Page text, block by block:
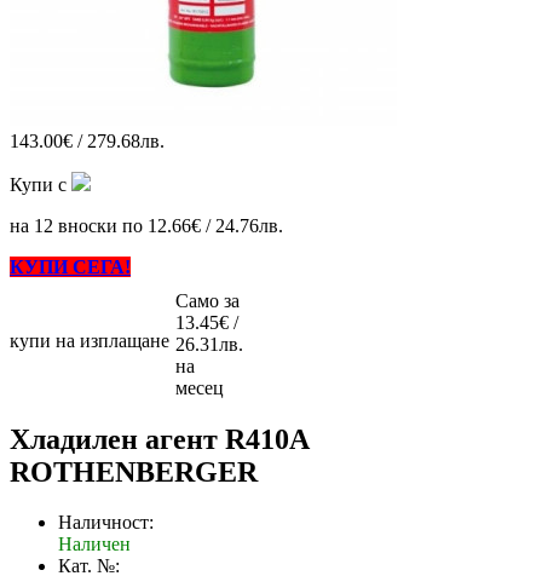
143.00€ / 279.68лв.
Купи с
на 12 вноски по 12.66€ / 24.76лв.
КУПИ СЕГА!
купи на изплащане
Само за
13.45€ /
26.31лв.
на
месец
Хладилен агент R410A
ROTHENBERGER
Наличност:
Наличен
Кат. №: